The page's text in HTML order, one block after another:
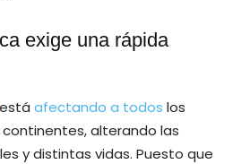
exige una rápida
está afectando a todos los
alterando las
y distintas vidas. Puesto que